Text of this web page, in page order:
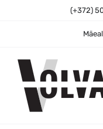
(+372)